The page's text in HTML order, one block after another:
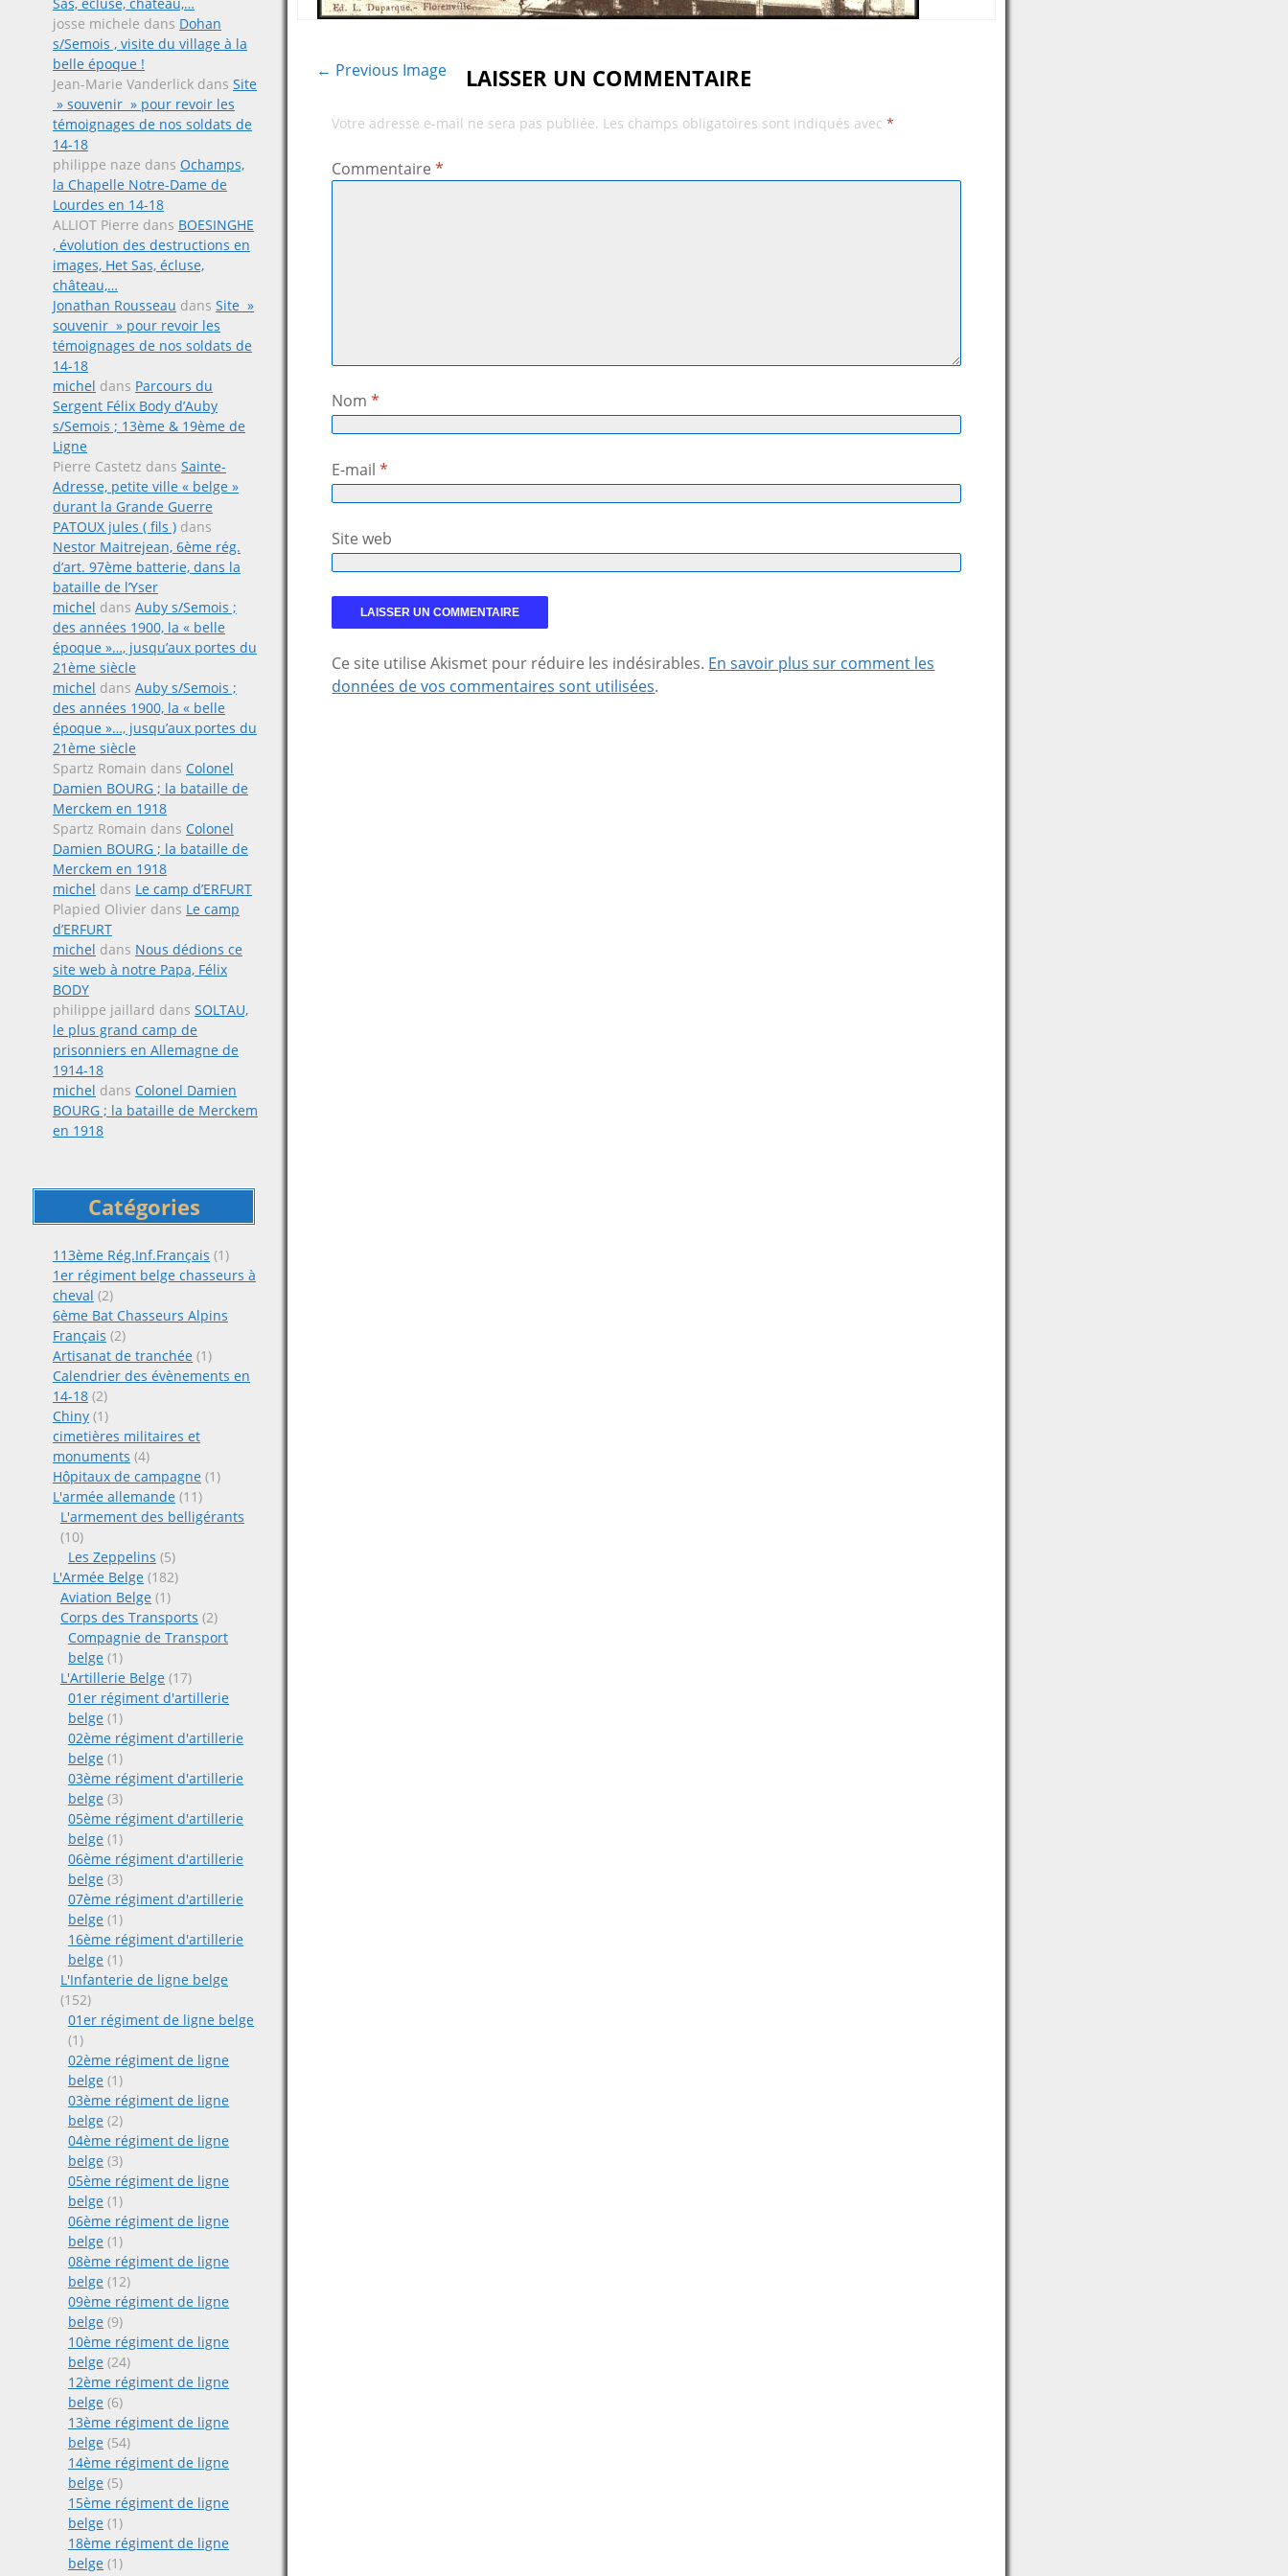
josse michele dans Dohan
s/Semois , visite du village à la
belle époque !
Jean-Marie Vanderlick dans Site
» souvenir » pour revoir les
témoignages de nos soldats de
14-18
philippe naze dans Ochamps,
la Chapelle Notre-Dame de
Lourdes en 14-18
ALLIOT Pierre dans BOESINGHE
, évolution des destructions en
images, Het Sas, écluse,
château,…
Jonathan Rousseau dans Site »
souvenir » pour revoir les
témoignages de nos soldats de
14-18
michel dans Parcours du
Sergent Félix Body d’Auby
s/Semois ; 13ème & 19ème de
Ligne
Pierre Castetz dans Sainte-
Adresse, petite ville « belge »
durant la Grande Guerre
PATOUX jules ( fils ) dans
Nestor Maitrejean, 6ème rég.
d’art. 97ème batterie, dans la
bataille de l’Yser
michel dans Auby s/Semois ;
des années 1900, la « belle
époque »…, jusqu’aux portes du
21ème siècle
michel dans Auby s/Semois ;
des années 1900, la « belle
époque »…, jusqu’aux portes du
21ème siècle
Spartz Romain dans Colonel
Damien BOURG ; la bataille de
Merckem en 1918
Spartz Romain dans Colonel
Damien BOURG ; la bataille de
Merckem en 1918
michel dans Le camp d’ERFURT
Plapied Olivier dans Le camp
d’ERFURT
michel dans Nous dédions ce
site web à notre Papa, Félix
BODY
philippe jaillard dans SOLTAU,
le plus grand camp de
prisonniers en Allemagne de
1914-18
michel dans Colonel Damien
BOURG ; la bataille de Merckem
en 1918
Catégories
113ème Rég.Inf.Français (1)
1er régiment belge chasseurs à
cheval (2)
6ème Bat Chasseurs Alpins
Français (2)
Artisanat de tranchée (1)
Calendrier des évènements en
14-18 (2)
Chiny (1)
cimetières militaires et
monuments (4)
Hôpitaux de campagne (1)
L'armée allemande (11)
L'armement des belligérants
(10)
Les Zeppelins (5)
L'Armée Belge (182)
Aviation Belge (1)
Corps des Transports (2)
Compagnie de Transport
belge (1)
L'Artillerie Belge (17)
01er régiment d'artillerie
belge (1)
02ème régiment d'artillerie
belge (1)
03ème régiment d'artillerie
belge (3)
05ème régiment d'artillerie
belge (1)
06ème régiment d'artillerie
belge (3)
07ème régiment d'artillerie
belge (1)
16ème régiment d'artillerie
belge (1)
L'Infanterie de ligne belge
(152)
01er régiment de ligne belge
(1)
02ème régiment de ligne
belge (1)
03ème régiment de ligne
belge (2)
04ème régiment de ligne
belge (3)
05ème régiment de ligne
belge (1)
06ème régiment de ligne
belge (1)
08ème régiment de ligne
belge (12)
09ème régiment de ligne
belge (9)
10ème régiment de ligne
belge (24)
12ème régiment de ligne
belge (6)
13ème régiment de ligne
belge (54)
14ème régiment de ligne
belge (5)
15ème régiment de ligne
belge (1)
18ème régiment de ligne
belge (1)
← Previous Image LAISSER UN COMMENTAIRE
Votre adresse e-mail ne sera pas publiée. Les champs obligatoires sont indiqués avec*
Commentaire*
Nom*
E-mail*
Site web
Ce site utilise Akismet pour réduire les indésirables. En savoir plus sur comment les
données de vos commentaires sont utilisées.